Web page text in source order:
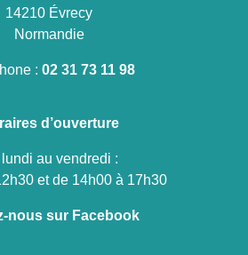
14210 Évrecy
Normandie
: 02 31 73 11 98
d’ouverture
lundi au vendredi :
et de 14h00 à 17h30
nous sur Facebook